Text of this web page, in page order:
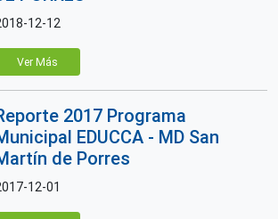
12-12
Ver Más
2017 Programa
EDUCCA - MD San
de Porres
12-01